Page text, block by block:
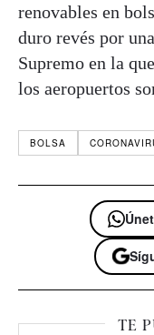
renovables en
duro revés por
Supremo en la
los aeropuertos
BOLSA
TE